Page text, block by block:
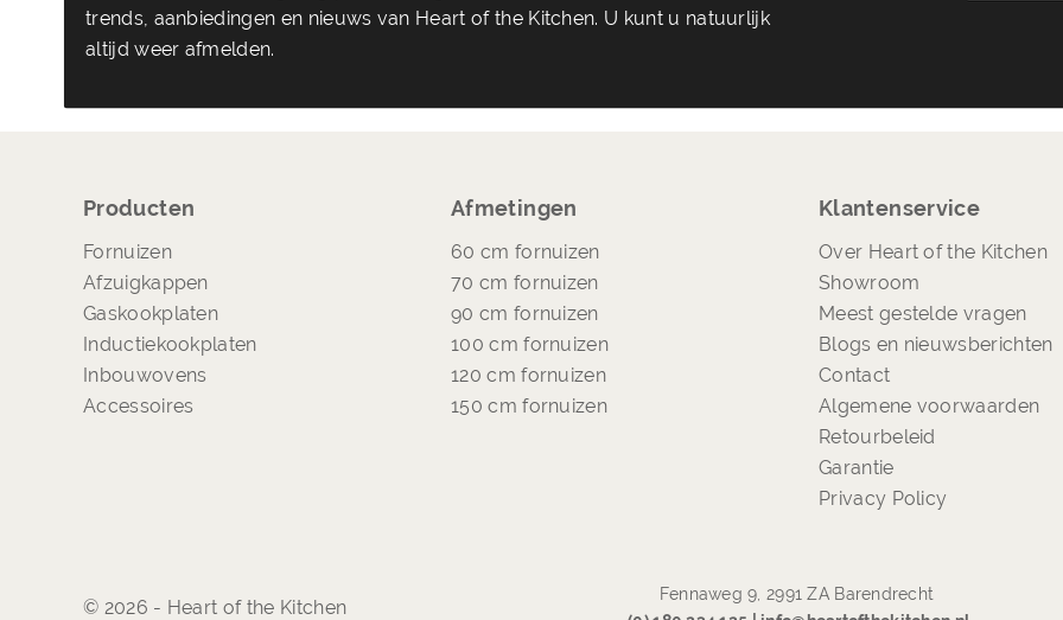
trends, aanbiedingen en nieuws van Heart of the Kitchen. U kunt u natuurlijk
altijd weer afmelden.
Producten
Fornuizen
Afzuigkappen
Gaskookplaten
Inductiekookplaten
Inbouwovens
Accessoires
Afmetingen
60 cm fornuizen
70 cm fornuizen
90 cm fornuizen
100 cm fornuizen
120 cm fornuizen
150 cm fornuizen
Klantenservice
Over Heart of the Kitchen
Showroom
Meest gestelde vragen
Blogs en nieuwsberichten
Contact
Algemene voorwaarden
Retourbeleid
Garantie
Privacy Policy
© 2026 - Heart of the Kitchen
Fennaweg 9, 2991 ZA Barendrecht